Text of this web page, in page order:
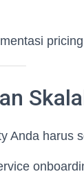
Anda harus